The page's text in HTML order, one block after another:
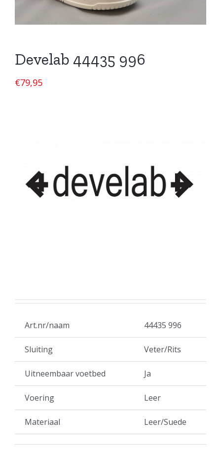
Develab 44435 996
€79,95
Art.nr/naam 44435 996
Sluiting Veter/Rits
Uitneembaar voetbed Ja
Voering Leer
Materiaal Leer/Suede